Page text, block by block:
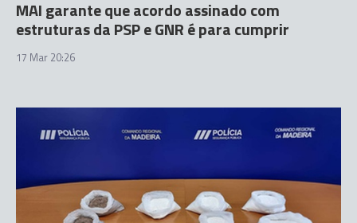
MAI garante que acordo assinado com
estruturas da PSP e GNR é para cumprir
17 Mar 20:26